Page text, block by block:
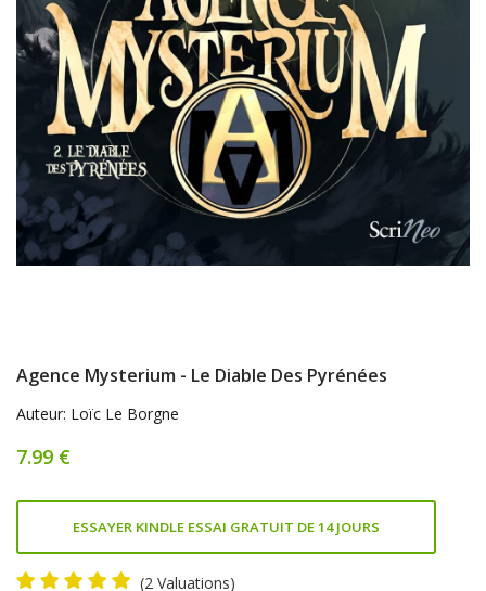
Agence Mysterium - Le Diable Des Pyrénées
Auteur: Loïc Le Borgne
7.99 €
ESSAYER KINDLE ESSAI GRATUIT DE 14 JOURS
(2 Valuations)